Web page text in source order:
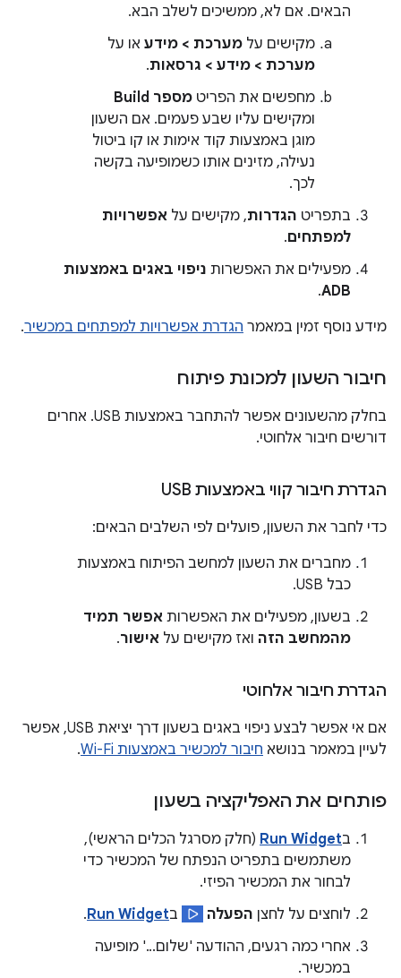
הבאים. אם לא, ממשיכים לשלב הבא.
מקישים על מערכת > מידע או על
מערכת > מידע > גרסאות.
מחפשים את הפריט מספר Build
ומקישים עליו שבע פעמים. אם השעון
מוגן באמצעות קוד אימות או קו ביטול
נעילה, מזינים אותו כשמופיעה בקשה
לכך.
בתפריט הגדרות, מקישים על אפשרויות
למפתחים.
מפעילים את האפשרות ניפוי באגים באמצעות
ADB
.
מידע נוסף זמין במאמר הגדרת אפשרויות למפתחים במכשיר.
חיבור השעון למכונת פיתוח
בחלק מהשעונים אפשר להתחבר באמצעות USB. אחרים
דורשים חיבור אלחוטי.
הגדרת חיבור קווי באמצעות USB
כדי לחבר את השעון, פועלים לפי השלבים הבאים:
מחברים את השעון למחשב הפיתוח באמצעות
כבל USB.
בשעון, מפעילים את האפשרות אפשר תמיד
מהמחשב הזה ואז מקישים על אישור.
הגדרת חיבור אלחוטי
אם אי אפשר לבצע ניפוי באגים בשעון דרך יציאת USB, אפשר
לעיין במאמר בנושא חיבור למכשיר באמצעות Wi-Fi .
פותחים את האפליקציה בשעון
בRun Widget (חלק מסרגל הכלים הראשי),
משתמשים בתפריט הנפתח של המכשיר כדי
לבחור את המכשיר הפיזי.
לוחצים על לחצן הפעלה בRun Widget
.
אחרי כמה רגעים, ההודעה 'שלום...' מופיעה
במכשיר.